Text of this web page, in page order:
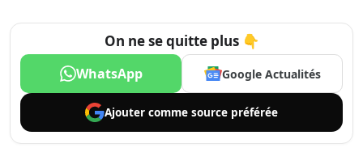
On ne se quitte plus 👇
WhatsApp Google Actualités
Ajouter comme source préférée